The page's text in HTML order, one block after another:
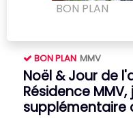
BON PLAN
BON PLAN MMV
Noël & Jour de
Résidence
supplémentaire